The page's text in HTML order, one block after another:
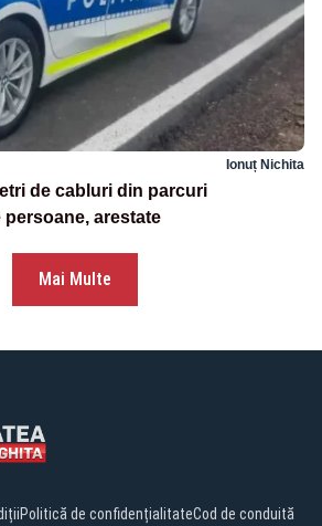
Ionuț Nichita
de cabluri din parcuri
arestate
Mai Multe
Politică de confidențialitateCod de conduită